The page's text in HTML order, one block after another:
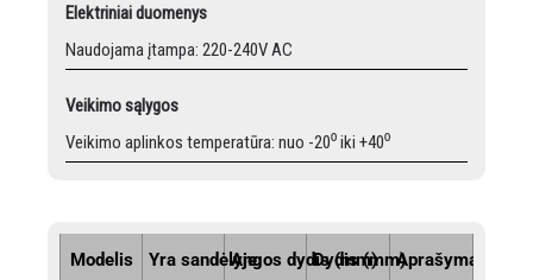
Elektriniai duomenys
Naudojama įtampa: 220-240V AC
Veikimo sąlygos
Veikimo aplinkos temperatūra: nuo -20⁰ iki +40⁰
Modelis Yra sandėlyjeAngos dydis (mm)
Dydis (mm)Aprašymas